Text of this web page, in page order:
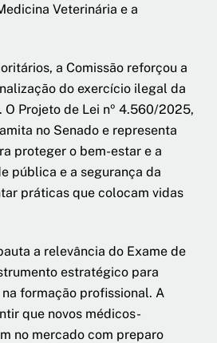
Veterinária e a
a Comissão reforçou a
do exercício ilegal da
O Projeto de Lei nº 4.560/2025,
no Senado e representa
proteger o bem-estar e a
pública e a segurança da
práticas que colocam vidas
a relevância do Exame de
estratégico para
formação profissional. A
que novos médicos-
no mercado com preparo